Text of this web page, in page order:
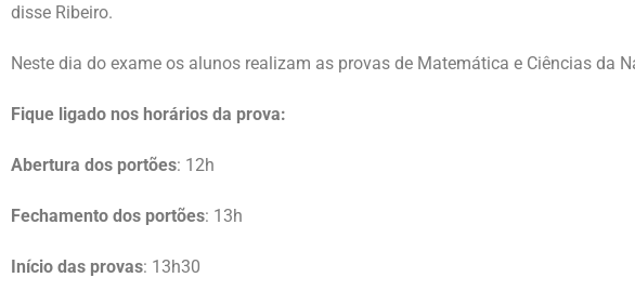
disse Ribeiro.
Neste dia do exame os alunos realizam as provas de Matemática e Ciências da
Fique ligado nos horários da prova:
Abertura dos portões: 12h
Fechamento dos portões: 13h
Início das provas: 13h30